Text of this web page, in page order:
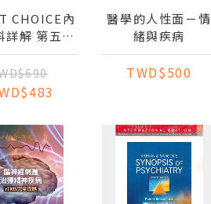
CHOICE內
詳解 第五冊
2021
醫學的人性面－情
緒與疾病
TWD$500